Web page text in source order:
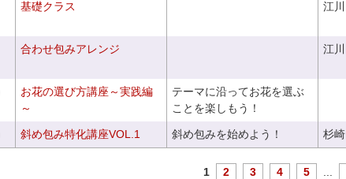
基礎クラス 江川
合わせ包みアレンジ 江川
お花の選び方講座～実践編
～
テーマに沿ってお花を選ぶ
ことを楽しもう！
斜め包み特化講座VOL.1 斜め包みを始めよう！ 杉崎
1 2 3 4 5